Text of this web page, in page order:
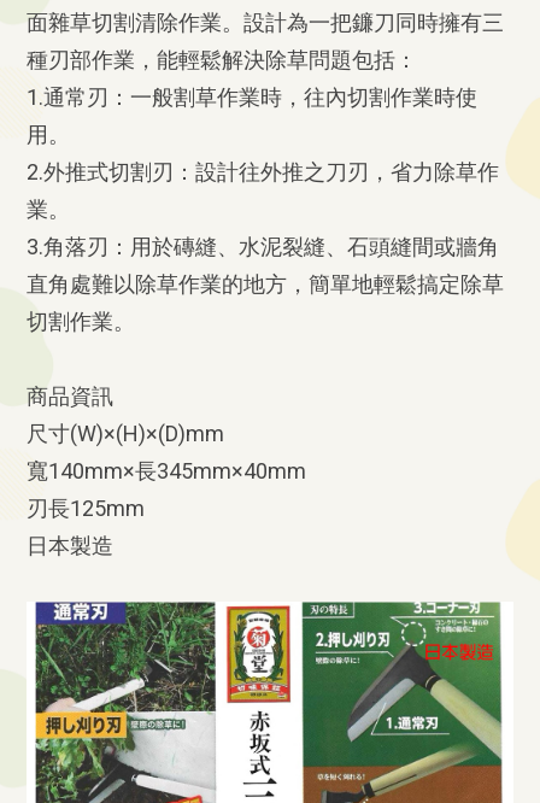
面雜草切割清除作業。設計為一把鐮刀同時擁有三
種刃部作業，能輕鬆解決除草問題包括：
1.通常刃：一般割草作業時，往內切割作業時使
用。
2.外推式切割刃：設計往外推之刀刃，省力除草作
業。
3.角落刃：用於磚縫、水泥裂縫、石頭縫間或牆角
直角處難以除草作業的地方，簡單地輕鬆搞定除草
切割作業。
商品資訊
尺寸(W)×(H)×(D)mm
寬140mm×長345mm×40mm
刃長125mm
日本製造